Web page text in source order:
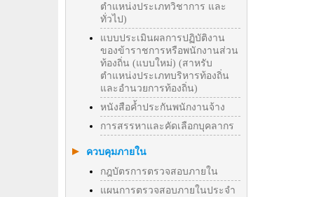
ตำแหน่งประเภทวิชาการ และ
ทั่วไป)
แบบประเมินผลการปฏิบัติงาน
ของข้าราชการหรือพนักงานส่วน
ท้องถิ่น (แบบใหม่) (สาหรับ
ตำแหน่งประเภทบริหารท้องถิ่น
และอำนวยการท้องถิ่น)
หนังสือค้ำประกันพนักงานจ้าง
การสรรหาและคัดเลือกบุคลากร
ควบคุมภายใน
กฎบัตรการตรวจสอบภายใน
แผนการตรวจสอบภายในประจำ